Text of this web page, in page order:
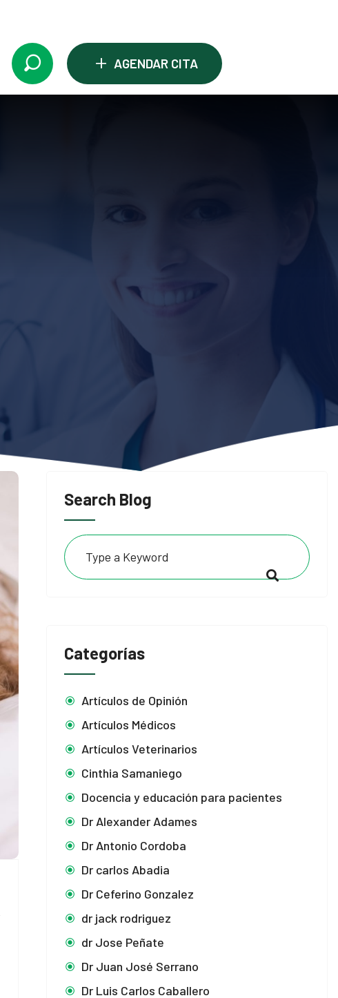
+ AGENDAR CITA
Search Blog
Categorías
Artículos de Opinión
Artículos Médicos
Artículos Veterinarios
Cinthia Samaniego
Docencia y educación para pacientes
Dr Alexander Adames
Dr Antonio Cordoba
Dr carlos Abadia
Dr Ceferino Gonzalez
dr jack rodriguez
dr Jose Peñate
Dr Juan José Serrano
Dr Luis Carlos Caballero